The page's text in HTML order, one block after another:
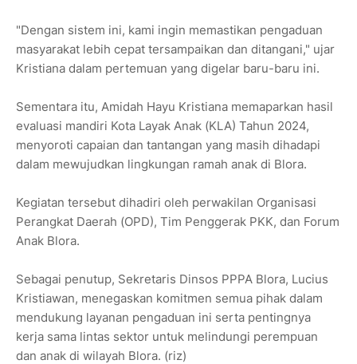
"Dengan sistem ini, kami ingin memastikan pengaduan
masyarakat lebih cepat tersampaikan dan ditangani," ujar
Kristiana dalam pertemuan yang digelar baru-baru ini.
Sementara itu, Amidah Hayu Kristiana memaparkan hasil
evaluasi mandiri Kota Layak Anak (KLA) Tahun 2024,
menyoroti capaian dan tantangan yang masih dihadapi
dalam mewujudkan lingkungan ramah anak di Blora.
Kegiatan tersebut dihadiri oleh perwakilan Organisasi
Perangkat Daerah (OPD), Tim Penggerak PKK, dan Forum
Anak Blora.
Sebagai penutup, Sekretaris Dinsos PPPA Blora, Lucius
Kristiawan, menegaskan komitmen semua pihak dalam
mendukung layanan pengaduan ini serta pentingnya
kerja sama lintas sektor untuk melindungi perempuan
dan anak di wilayah Blora. (riz)